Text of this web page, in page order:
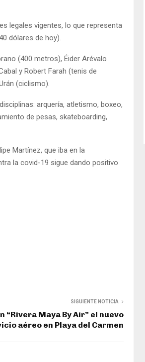
legales vigentes, lo que representa
dólares de hoy).
(400 metros), Éider Arévalo
y Robert Farah (tenis de
(ciclismo).
arquería, atletismo, boxeo,
de pesas, skateboarding,
Martínez, que iba en la
la covid-19 sigue dando positivo
SIGUIENTE NOTICIA
“Rivera Maya By Air” el nuevo
aéreo en Playa del Carmen